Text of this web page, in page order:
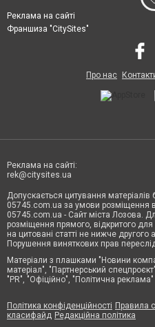
Реклама на сайті
Франшиза "CitySites"
Про нас
Реклама на сайті:
rek@citysites.ua
Допускається цитування
05745.com.ua за умови розміщення
05745.com.ua - Сайт міста Лозова.
розміщення прямого, відкритого
на цитовані статті не нижче другого
Порушення виняткових прав
Матеріали з плашками "Новини
матеріал", "Партнерський
"PR", "Офіційно", "Політична
Політика конфіденційності Правила
класифайд Редакційна політика